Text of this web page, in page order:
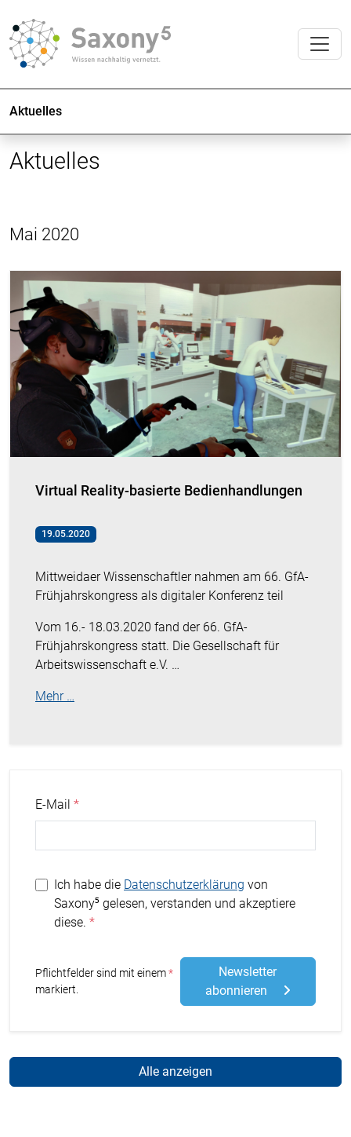
Aktuelles
Aktuelles
Mai 2020
Virtual Reality-basierte Bedienhandlungen
19.05.2020
Mittweidaer Wissenschaftler nahmen am 66. GfA-
Frühjahrskongress als digitaler Konferenz teil
Vom 16.- 18.03.2020 fand der 66. GfA-
Frühjahrskongress statt. Die Gesellschaft für
Arbeitswissenschaft e.V. …
Mehr …
E-Mail
Ich habe die Datenschutzerklärung von
Saxony⁵ gelesen, verstanden und akzeptiere
diese.
Pflichtfelder sind mit einem Stern
markiert.
Newsletter
abonnieren
Alle anzeigen